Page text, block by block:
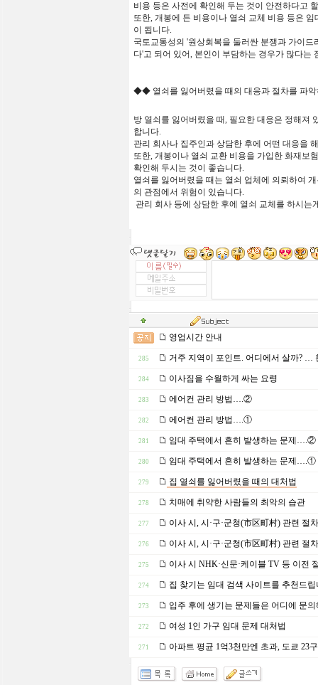
비용 등은 사전에 확인해 두는 것이 안전하다고 할
또한, 개봉에 든 비용이나 열쇠 교체 비용 등은
이 됩니다.
국토교통성의 '원상회복을 둘러싼 분쟁과 가이
다'고 되어 있어, 본인이 부담하는 경우가 많다는
◆◆ 열쇠를 잃어버렸을 때의 대응과 절차를 파
방 열쇠를 잃어버렸을 때, 필요한 대응은 정해져
합니다.
관리 회사나 집주인과 상담한 후에 어떤 대응을
또한, 개봉이나 열쇠 교환 비용을 가입한 화재보
확인해 두시는 것이 좋습니다.
열쇠를 잃어버렸을 때는 열쇠 업체에 의뢰하여
의 관점에서 위험이 있습니다.
관리 회사 등에 상담한 후에 열쇠 교체를 하시는
영업시간 안내
285 거주 지역이 포인트. 어디에서 살까? …
284 이사짐을 수월하게 싸는 요령
283 에어컨 관리 방법….②
282 에어컨 관리 방법….①
281 임대 주택에서 흔히 발생하는 문제….②
280 임대 주택에서 흔히 발생하는 문제….①
279 집 열쇠를 잃어버렸을 때의 대처법
278 치매에 취약한 사람들의 최악의 습관
277 이사 시, 시·구·군청(市区町村) 관련
276 이사 시, 시·구·군청(市区町村) 관련
275 이사 시 NHK·신문·케이블 TV 등 이전
274 집 찾기는 임대 검색 사이트를 추천드립
273 입주 후에 생기는 문제들은 어디에 문의
272 여성 1인 가구 임대 문제 대처법
271 아파트 평균 1억3천만엔 초과, 도쿄 23